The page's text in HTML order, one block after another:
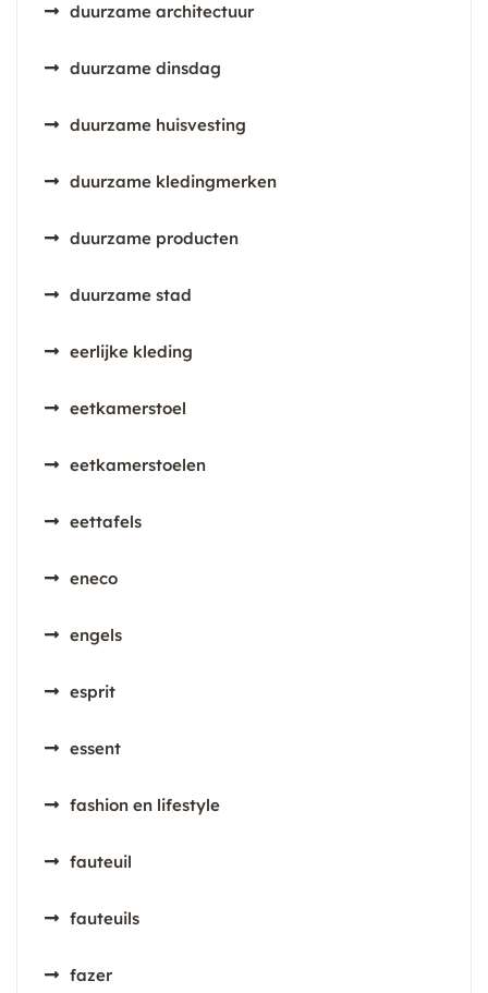
duurzame architectuur
duurzame dinsdag
duurzame huisvesting
duurzame kledingmerken
duurzame producten
duurzame stad
eerlijke kleding
eetkamerstoel
eetkamerstoelen
eettafels
eneco
engels
esprit
essent
fashion en lifestyle
fauteuil
fauteuils
fazer